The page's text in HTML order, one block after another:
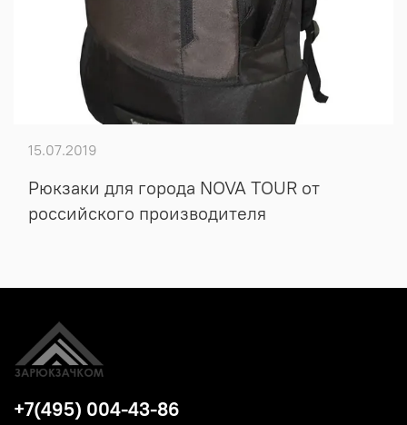
Рюкзаки для города NOVA TOUR от
российского производителя
15.07.2019
+7(495) 004-43-86